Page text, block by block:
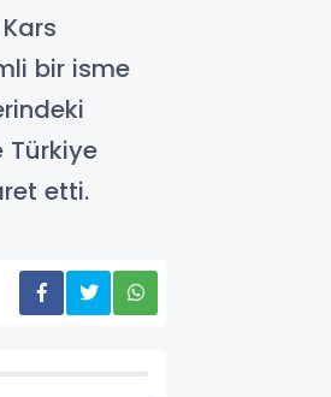
bir isme
Türkiye
etti.